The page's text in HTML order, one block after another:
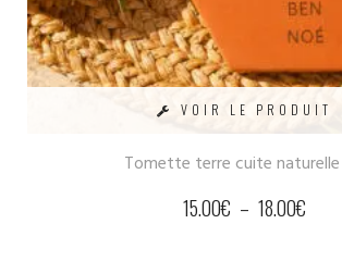
VOIR LE PRODUIT
Tomette terre cuite naturelle
15.00€ – 18.00€